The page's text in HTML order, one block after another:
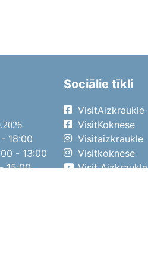
18:00
- 13:00
15:00
Sociālie tīkli
VisitAizkraukle
VisitKoknese
Visitaizkraukle
Visitkoknese
Visit Aizkraukle